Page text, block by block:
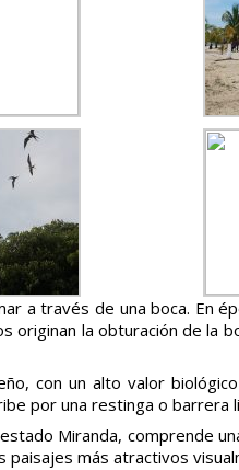
a través de una boca. En
originan la obturación de la
con un alto valor
por una restinga o barrera
Miranda, comprende
más atractivos